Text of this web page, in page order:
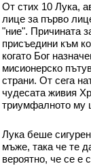
От стих 10 Лука,
лице за първо
"ние". Причината
присъедини към
когато Бог
мисионерско
страни. От сега
чудесата живия
триумфалното му
Лука беше
мъже, така че те
вероятно, че се е